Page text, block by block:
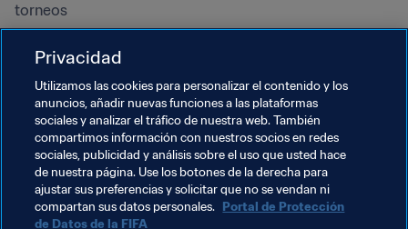
torneos
Derechos humanos y lucha
contra la discriminación
Salud y atención médica
Iniciativas educativas
Privacidad
Utilizamos las cookies para personalizar el contenido y los
anuncios, añadir nuevas funciones a las plataformas
sociales y analizar el tráfico de nuestra web. También
compartimos información con nuestros socios en redes
sociales, publicidad y análisis sobre el uso que usted hace
de nuestra página. Use los botones de la derecha para
ajustar sus preferencias y solicitar que no se vendan ni
compartan sus datos personales. Portal de Protección
de Datos de la FIFA